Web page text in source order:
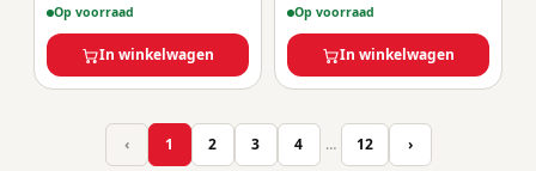
perimeterbescherming
Op voorraad
In winkelwagen
WizSense, met mens- en
voertuigclassificatie 256 GB /
IP67 MicroSD 256 GB / IP67
MicroSD
Op voorraad
In winkelwagen
‹ 1 2 3 4 … 12 ›